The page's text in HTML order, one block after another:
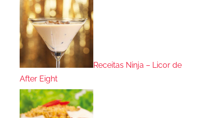
Receitas Ninja – Licor de
After Eight